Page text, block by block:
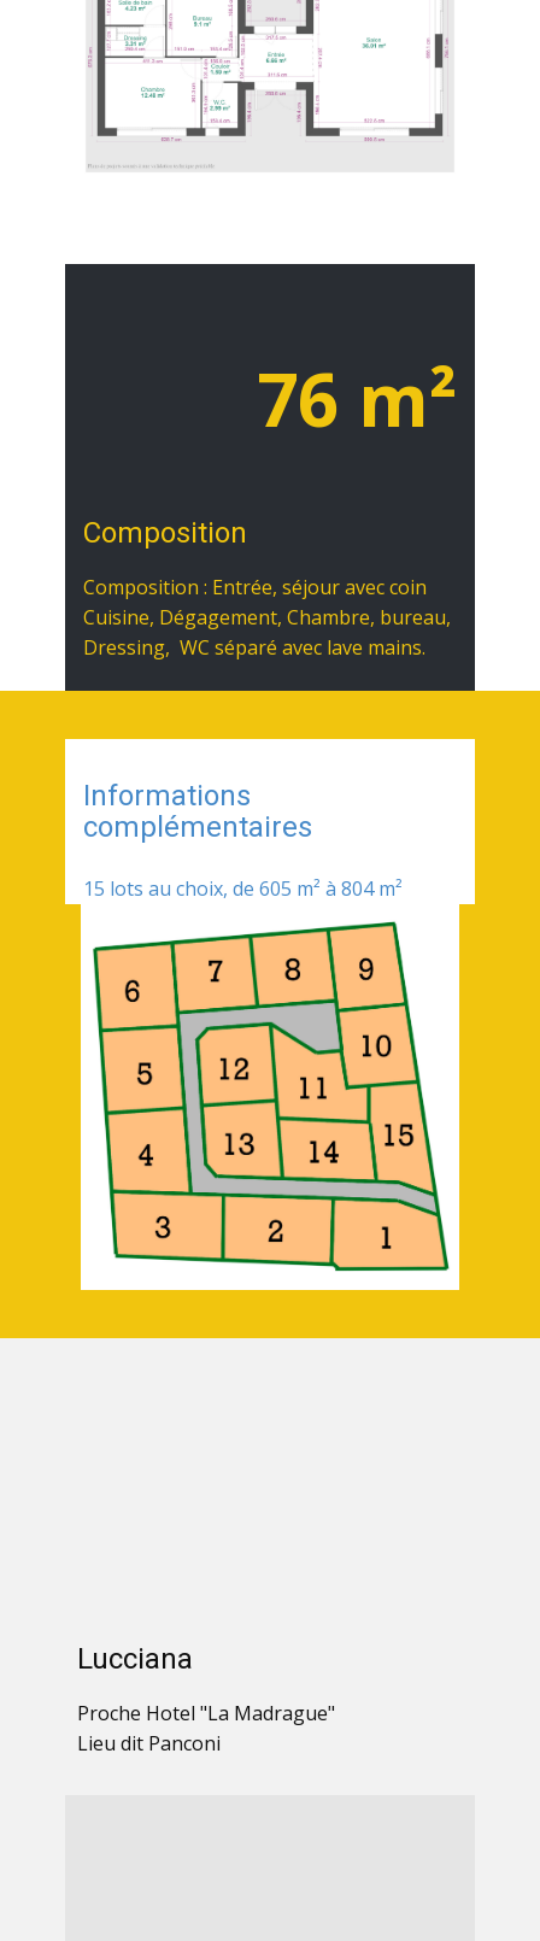
76 m²
Composition
Composition : Entrée, séjour avec coin
Cuisine, Dégagement, Chambre, bureau,
Dressing, WC séparé avec lave mains.
Informations
complémentaires
15 lots au choix, de 605 m² à 804 m²
Lucciana
Proche Hotel "La Madrague"
Lieu dit Panconi